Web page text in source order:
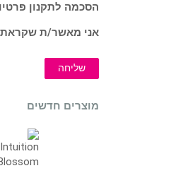
הסכמה לתקנון
אני מאשר/ת
שליחה
מוצרים חדשים